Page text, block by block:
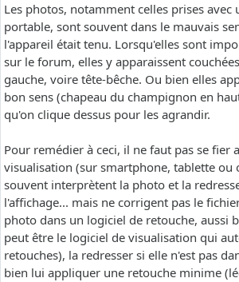
Les photos, notamment celles prises avec
portable, sont souvent dans le mauvais
l'appareil était tenu. Lorsqu'elles sont
sur le forum, elles y apparaissent
gauche, voire tête-bêche. Ou bien elles
bon sens (chapeau du champignon en
qu'on clique dessus pour les agrandir.
Pour remédier à ceci, il ne faut pas se fier
visualisation (sur smartphone, tablette ou
souvent interprètent la photo et la
l'affichage... mais ne corrigent pas le
photo dans un logiciel de retouche, aussi
peut être le logiciel de visualisation qui
retouches), la redresser si elle n'est pas
bien lui appliquer une retouche minime